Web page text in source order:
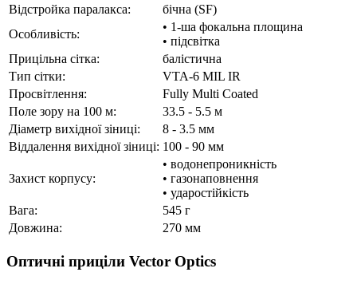
Відстройка паралакса:
бічна (SF)
Особливість:
• 1-ша фокальна площина
• підсвітка
Прицільна сітка:
балістична
Тип сітки:
VTA-6 MIL IR
Просвітлення:
Fully Multi Coated
Поле зору на 100 м:
33.5 - 5.5 м
Діаметр вихідної зіниці:
8 - 3.5 мм
Віддалення вихідної зіниці: 100 - 90 мм
Захист корпусу:
• водонепроникність
• газонаповнення
• ударостійкість
Вага:
545 г
Довжина:
270 мм
Оптичні приціли Vector Optics